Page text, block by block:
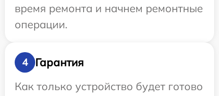
время ремонта и начнем ремонтные
операции.
4
Гарантия
Как только устройство будет готово